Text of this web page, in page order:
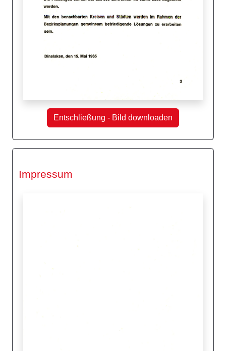
Entschließung - Bild downloaden
Impressum